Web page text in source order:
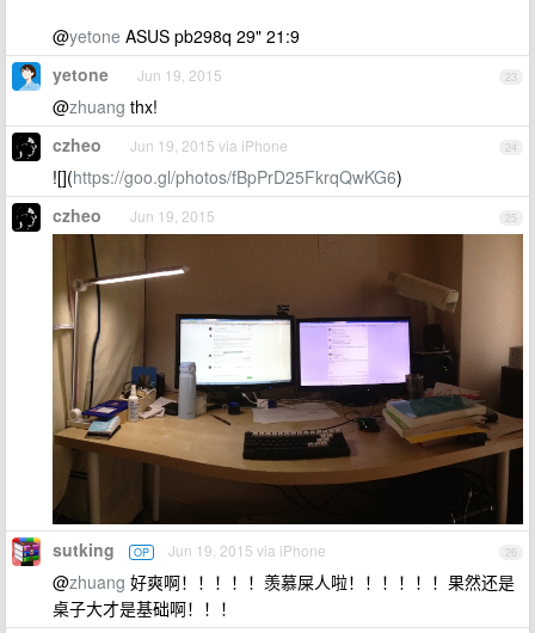
@yetone ASUS pb298q 29" 21:9
23
yetone Jun 19, 2015
@zhuang thx!
24
czheo Jun 19, 2015 via iPhone
![](https://goo.gl/photos/fBpPrD25FkrqQwKG6)
25
czheo Jun 19, 2015
26
sutking OP Jun 19, 2015 via iPhone
@zhuang 好爽啊！！！！！羡慕屎人啦！！！！！！果然还是
桌子大才是基础啊！！！